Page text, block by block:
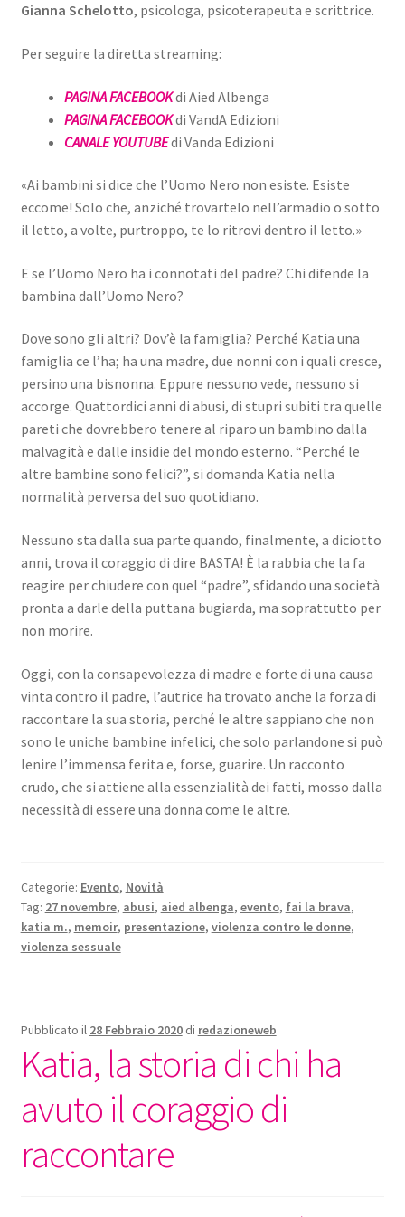
Gianna Schelotto, psicologa, psicoterapeuta e scrittrice.
Per seguire la diretta streaming:
PAGINA FACEBOOKdi Aied Albenga
PAGINA FACEBOOKdi VandA Edizioni
CANALE YOUTUBEdi Vanda Edizioni
«Ai bambini si dice che l’Uomo Nero non esiste. Esiste
eccome! Solo che, anziché trovartelo nell’armadio o sotto
il letto, a volte, purtroppo, te lo ritrovi dentro il letto.»
E se l’Uomo Nero ha i connotati del padre? Chi difende la
bambina dall’Uomo Nero?
Dove sono gli altri? Dov’è la famiglia? Perché Katia una
famiglia ce l’ha; ha una madre, due nonni con i quali cresce,
persino una bisnonna. Eppure nessuno vede, nessuno si
accorge. Quattordici anni di abusi, di stupri subiti tra quelle
pareti che dovrebbero tenere al riparo un bambino dalla
malvagità e dalle insidie del mondo esterno. “Perché le
altre bambine sono felici?”, si domanda Katia nella
normalità perversa del suo quotidiano.
Nessuno sta dalla sua parte quando, finalmente, a diciotto
anni, trova il coraggio di dire BASTA! È la rabbia che la fa
reagire per chiudere con quel “padre”, sfidando una società
pronta a darle della puttana bugiarda, ma soprattutto per
non morire.
Oggi, con la consapevolezza di madre e forte di una causa
vinta contro il padre, l’autrice ha trovato anche la forza di
raccontare la sua storia, perché le altre sappiano che non
sono le uniche bambine infelici, che solo parlandone si può
lenire l’immensa ferita e, forse, guarire. Un racconto
crudo, che si attiene alla essenzialità dei fatti, mosso dalla
necessità di essere una donna come le altre.
Categorie: Evento, Novità
Tag: 27 novembre, abusi, aied albenga, evento, fai la brava,
katia m., memoir, presentazione, violenza contro le donne,
violenza sessuale
Pubblicato il 28 Febbraio 2020 di redazioneweb
Katia, la storia di chi ha
avuto il coraggio di
raccontare